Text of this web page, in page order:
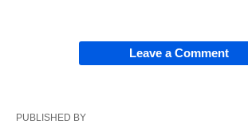
Leave a Comment
PUBLISHED BY